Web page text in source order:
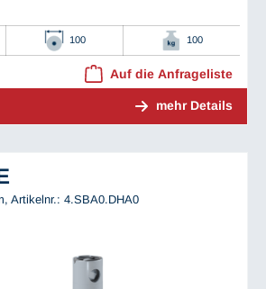
100 100
Auf die Anfrageliste
mehr Details
Artikelnr.: 4.SBA0.DHA0